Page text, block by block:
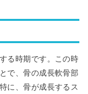
る時期です。この時
で、骨の成長軟骨部
に、骨が成長するス